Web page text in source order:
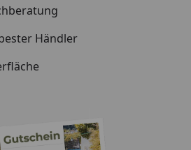
Wellenrutsche in
Händler